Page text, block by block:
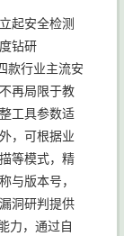
起安全检测
钻研
款行业主流安
再局限于教
工具参数适
，可根据业
等模式，精
与版本号，
洞研判提供
力，通过自